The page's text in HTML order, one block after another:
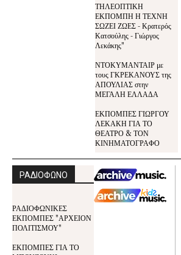
ΤΗΛΕΟΠΤΙΚΗ
ΕΚΠΟΜΠΗ Η ΤΕΧΝΗ
ΣΩΖΕΙ ΖΩΕΣ - Κρατερός
Κατσούλης - Γιώργος
Λεκάκης"
ΝΤΟΚΥΜΑΝΤΑΙΡ με
τους ΓΚΡΕΚΑΝΟΥΣ της
ΑΠΟΥΛΙΑΣ στην
ΜΕΓΑΛΗ ΕΛΛΑΔΑ
ΕΚΠΟΜΠΕΣ ΓΙΩΡΓΟΥ
ΛΕΚΑΚΗ ΓΙΑ ΤΟ
ΘΕΑΤΡΟ & ΤΟΝ
ΚΙΝΗΜΑΤΟΓΡΑΦΟ
ΡΑΔΙΟΦΩΝΟ
ΡΑΔΙΟΦΩΝΙΚΕΣ
ΕΚΠΟΜΠΕΣ "ΑΡΧΕΙΟΝ
ΠΟΛΙΤΙΣΜΟΥ"
ΕΚΠΟΜΠΕΣ ΓΙΑ ΤΟ